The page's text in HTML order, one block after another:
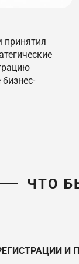
принятия
ЧТО
И